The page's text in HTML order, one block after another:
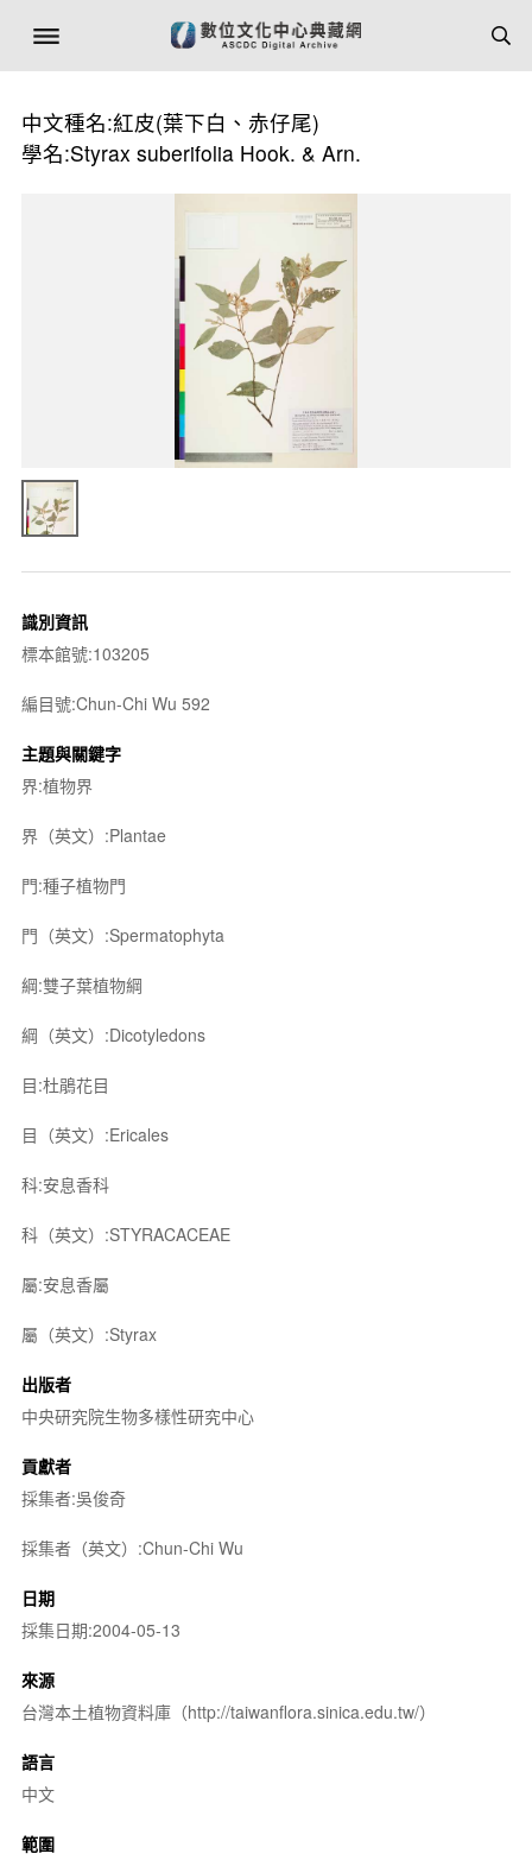
中文種名:紅皮(葉下白、赤仔尾)
學名:Styrax suberifolia Hook. & Arn.
識別資訊
標本館號:103205
編目號:Chun-Chi Wu 592
主題與關鍵字
界:植物界
界（英文）:Plantae
門:種子植物門
門（英文）:Spermatophyta
綱:雙子葉植物綱
綱（英文）:Dicotyledons
目:杜鵑花目
目（英文）:Ericales
科:安息香科
科（英文）:STYRACACEAE
屬:安息香屬
屬（英文）:Styrax
出版者
中央研究院生物多樣性研究中心
貢獻者
採集者:吳俊奇
採集者（英文）:Chun-Chi Wu
日期
採集日期:2004-05-13
來源
台灣本土植物資料庫（http://taiwanflora.sinica.edu.tw/）
語言
中文
範圍